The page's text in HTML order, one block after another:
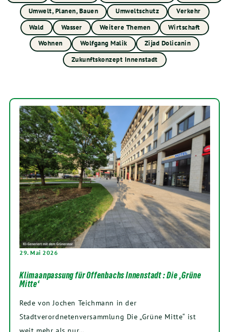
Umwelt, Planen, Bauen
Umweltschutz
Verkehr
Wald
Wasser Weitere Themen
Wirtschaft
Wohnen
Wolfgang Malik
Zijad Dolicanin
Zukunftskonzept Innenstadt
29. Mai 2026
Klimaanpassung für Offenbachs Innenstadt : Die ‚Grüne
Mitte‘
Rede von Jochen Teichmann in der
Stadtverordnetenversammlung Die „Grüne Mitte“ ist